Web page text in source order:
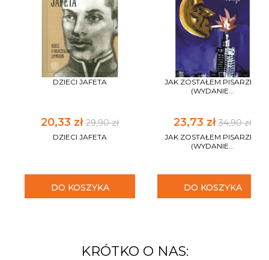
DZIECI JAFETA
20,33 zł 29,90 zł
DZIECI JAFETA
DO KOSZYKA
JAK ZOSTAŁEM PISARZEM
(WYDANIE...
23,73 zł 34,90 zł
JAK ZOSTAŁEM PISARZEM
(WYDANIE...
DO KOSZYKA
KRÓTKO O NAS: